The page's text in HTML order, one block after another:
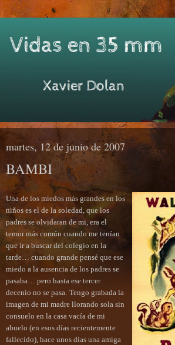
martes, 12 de junio de 2007
BAMBI
Una de los miedos más grandes en los
niños es el de la soledad, que los
padres se olvidaran de mi, era el
temor más común cuando me tenían
que ir a buscar del colegio en la
tarde… cuando grande pensé que ese
miedo a la ausencia de los padres se
pasaba… pero hasta ese tercer
decenio no se pasa. Tengo grabada la
imagen de mi madre llorando sola sin
consuelo en la casa vacía de mi
abuelo (en esos días recientemente
fallecido), hace unos días una amiga